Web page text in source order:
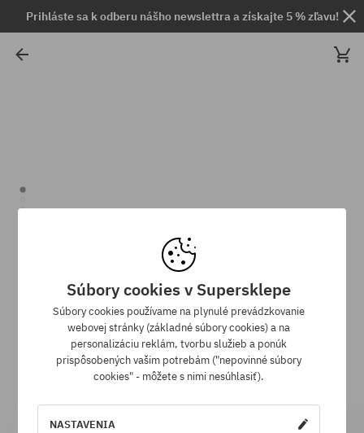
Prihláste sa k odberu nášho newslettra a získajte 5 % zľavu!
Súbory cookies v Supersklepe
Súbory cookies používame na plynulé prevádzkovanie
webovej stránky (základné súbory cookies) a na
personalizáciu reklám, tvorbu služieb a ponúk
prispôsobených vašim potrebám ("nepovinné súbory
cookies" - môžete s nimi nesúhlasiť).
NASTAVENIA